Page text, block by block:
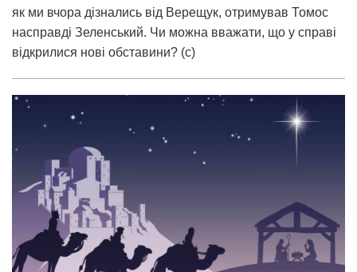
як ми вчора дізнались від Верещук, отримував Томос
насправді Зеленський. Чи можна вважати, що у справі
відкрилися нові обставини? (с)